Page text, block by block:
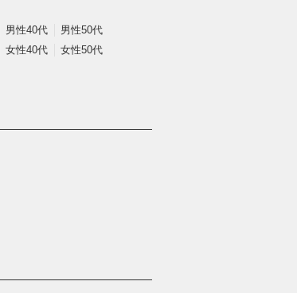
男性40代
男性50代
女性40代 女性50代